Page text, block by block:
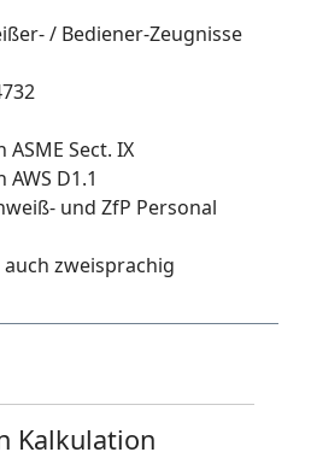
/ Bediener-Zeugnisse
ASME Sect. IX
D1.1
und ZfP Personal
zweisprachig
Kalkulation